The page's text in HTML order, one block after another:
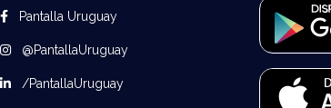
Pantalla Uruguay
@PantallaUruguay
/PantallaUruguay